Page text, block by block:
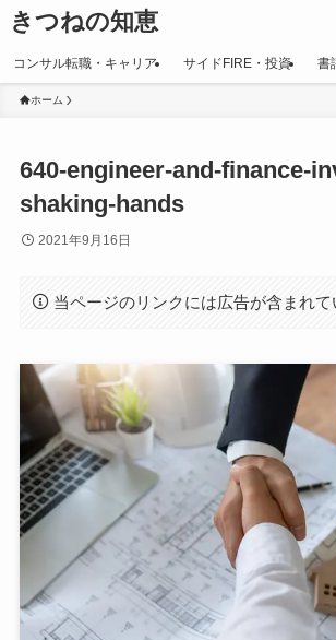
きつねの知恵
コンサル転職・キャリア サイドFIRE・投資 書
ホーム
640-engineer-and-finance-
shaking-hands
2021年9月16日
当ページのリンクには広告が含まれて